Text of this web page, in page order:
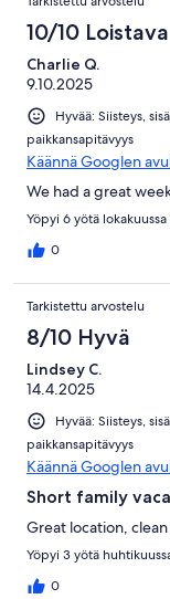
10/10 Loistava
Charlie Q.
9.10.2025
Hyvää: Siisteys,
paikkansapitävyys
Käännä Googlen
We had a great
Yöpyi 6 yötä
0
Tarkistettu arvostelu
8/10 Hyvä
Lindsey C.
14.4.2025
Hyvää: Siisteys,
paikkansapitävyys
Käännä Googlen
Short family
Great location,
Yöpyi 3 yötä
0